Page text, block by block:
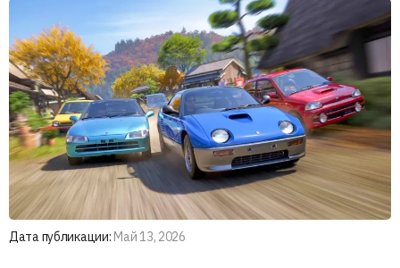
Дата публикации: Май 13, 2026